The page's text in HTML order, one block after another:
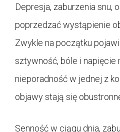
Depresja, zaburzenia snu,
poprzedzać wystąpienie
Zwykle na początku
sztywność, bóle i napięcie
nieporadność w jednej z
objawy stają się
Senność w ciągu dnia,